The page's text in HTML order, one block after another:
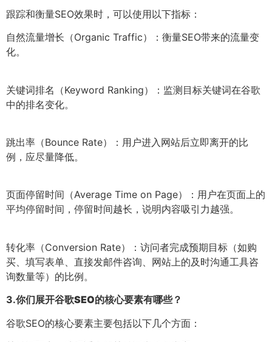
跟踪和衡量SEO效果时，可以使用以下指标：
自然流量增长（Organic Traffic）：衡量SEO带来的流量变
化。
关键词排名（Keyword Ranking）：监测目标关键词在谷歌
中的排名变化。
跳出率（Bounce Rate）：用户进入网站后立即离开的比
例，应尽量降低。
页面停留时间（Average Time on Page）：用户在页面上的
平均停留时间，停留时间越长，说明内容吸引力越强。
转化率（Conversion Rate）：访问者完成预期目标（如购
买、填写表单、直接发邮件咨询、网站上的及时沟通工具咨
询数量等）的比例。
3.你们展开谷歌SEO的核心要素有哪些？
谷歌SEO的核心要素主要包括以下几个方面：